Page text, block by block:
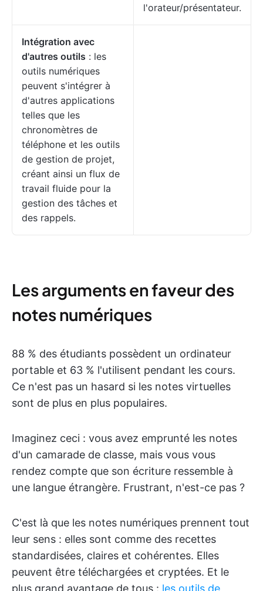
l'orateur/présentateur.
Intégration avec
d'autres outils : les
outils numériques
peuvent s'intégrer à
d'autres applications
telles que les
chronomètres de
téléphone et les outils
de gestion de projet,
créant ainsi un flux de
travail fluide pour la
gestion des tâches et
des rappels.
Les arguments en faveur des
notes numériques
88 % des étudiants possèdent un ordinateur
portable et 63 % l'utilisent pendant les cours.
Ce n'est pas un hasard si les notes virtuelles
sont de plus en plus populaires.
Imaginez ceci : vous avez emprunté les notes
d'un camarade de classe, mais vous vous
rendez compte que son écriture ressemble à
une langue étrangère. Frustrant, n'est-ce pas ?
C'est là que les notes numériques prennent tout
leur sens : elles sont comme des recettes
standardisées, claires et cohérentes. Elles
peuvent être téléchargées et cryptées. Et le
plus grand avantage de tous : les outils de